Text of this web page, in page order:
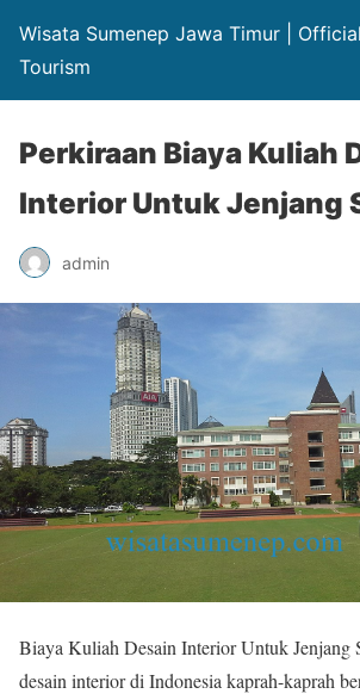
Wisata Sumenep Jawa Timur |
Tourism
Perkiraan Biaya Kuliah
Interior Untuk Jenjang
admin
Biaya Kuliah Desain Interior Untuk Jenjang
desain interior di Indonesia kaprah-kaprah